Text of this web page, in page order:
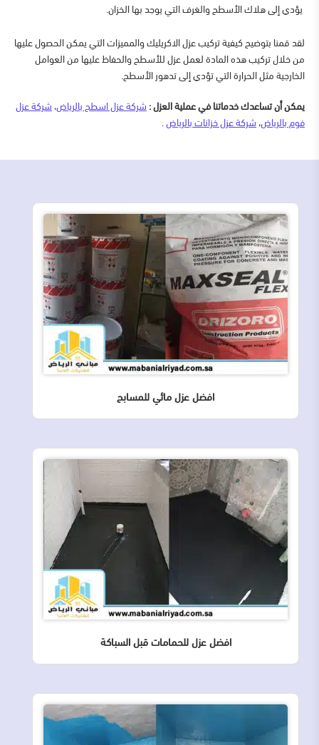
يؤدي إلى هلاك الأسطح والغرف التي يوجد بها الخزان.
لقد قمنا بتوضيح كيفية تركيب عزل الاكريليك والمميزات التي يمكن الحصول عليها
من خلال تركيب هذه المادة لعمل عزل للأسطح والحفاظ عليها من العوامل
الخارجية مثل الحرارة التي تؤدي إلى تدهور الأسطح.
يمكن أن تساعدك خدماتنا في عملية العزل : شركة عزل اسطح بالرياض، شركة عزل
فوم بالرياض، شركة عزل خزانات بالرياض.
افضل عزل مائي للمسابح
افضل عزل للحمامات قبل السباكة